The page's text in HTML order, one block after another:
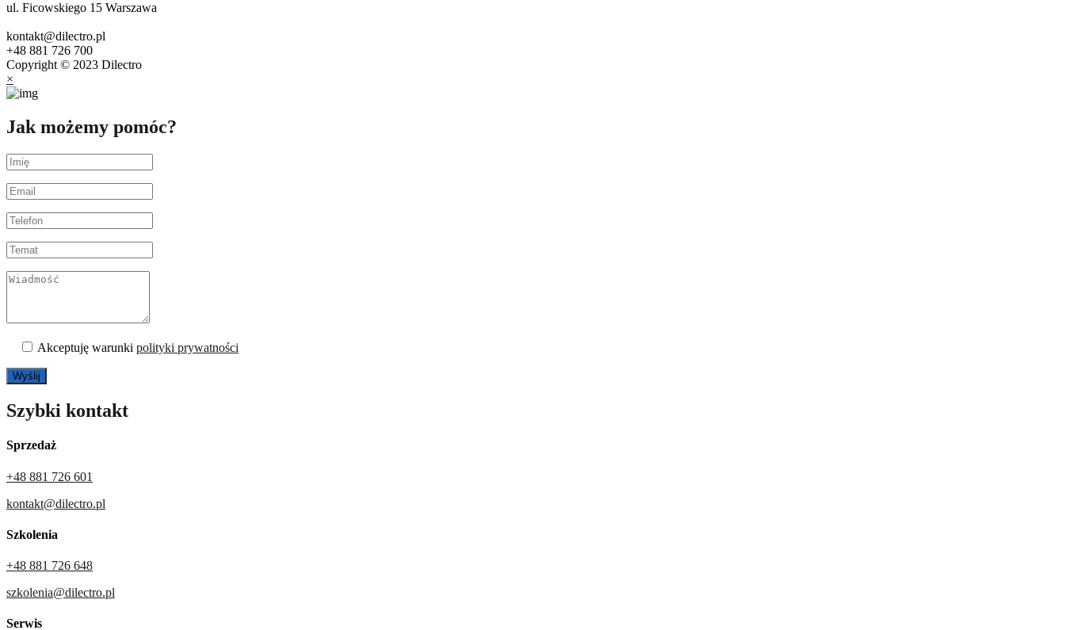
ul. Ficowskiego 15 Warszawa
kontakt@dilectro.pl
+48 881 726 700
Copyright © 2023 Dilectro
×
Jak możemy pomóc?
Akceptuję warunki polityki prywatności
Szybki kontakt
Sprzedaż
+48 881 726 601
kontakt@dilectro.pl
Szkolenia
+48 881 726 648
szkolenia@dilectro.pl
Serwis